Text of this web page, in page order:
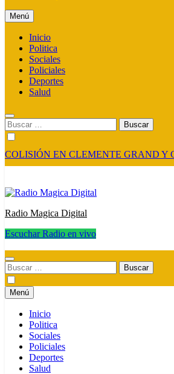
Menú
Inicio
Politica
Sociales
Policiales
Deportes
Salud
Buscar:
COLISIÓN EN CLEMENTE GRAND Y
Radio Magica Digital
Escuchar Radio en vivo
Buscar:
Menú
Inicio
Politica
Sociales
Policiales
Deportes
Salud